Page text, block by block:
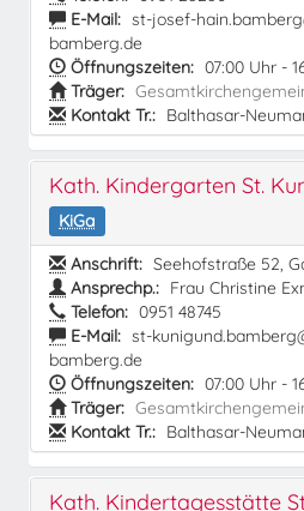
E-Mail: st-josef-
bamberg.de
Öffnungszeiten: 07:00 Uhr -
Träger:
Kontakt Tr.: Balthasar-
Kath. Kindergarten St.
KiGa
Anschrift: Seehofstraße 52,
Ansprechp.: Frau Christine
Telefon: 0951 48745
E-Mail: st-
bamberg.de
Öffnungszeiten: 07:00 Uhr -
Träger:
Kontakt Tr.: Balthasar-
Kath. Kindertagesstätte